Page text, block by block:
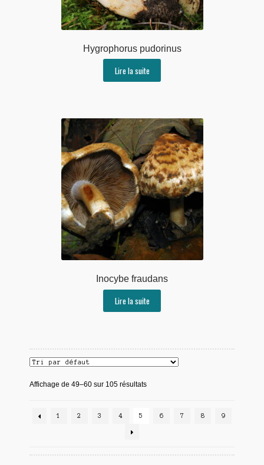
Hygrophorus pudorinus
Lire la suite
Inocybe fraudans
Lire la suite
Affichage de 49–60 sur 105 résultats
1 2 3 4 5 6 7 8 9